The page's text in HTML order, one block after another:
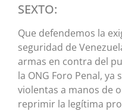
SEXTO:
Que defendemos la
seguridad de
armas en contra del
la ONG Foro Penal,
violentas a manos de
reprimir la legítima